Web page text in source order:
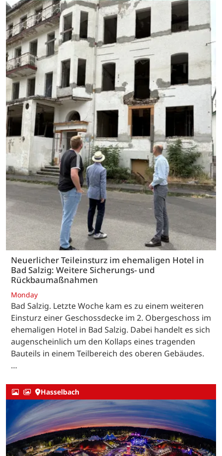
Neuerlicher Teileinsturz im ehemaligen Hotel in
Bad Salzig: Weitere Sicherungs- und
Rückbaumaßnahmen
Monday
Bad Salzig. Letzte Woche kam es zu einem weiteren
Einsturz einer Geschossdecke im 2. Obergeschoss im
ehemaligen Hotel in Bad Salzig. Dabei handelt es sich
augenscheinlich um den Kollaps eines tragenden
Bauteils in einem Teilbereich des oberen Gebäudes.
…
Hasselbach